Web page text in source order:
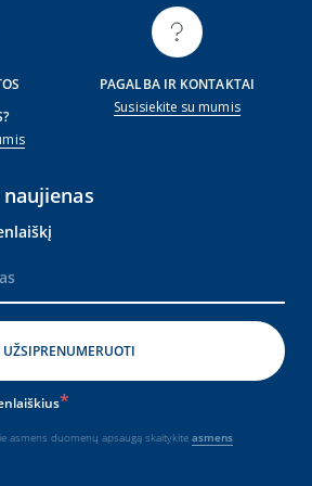
PAGALBA IR KONTAKTAI
Susisiekite su mumis
asmens duomenų apsaugą skaitykite asmens